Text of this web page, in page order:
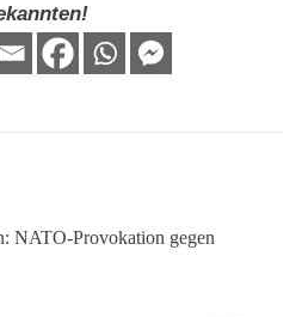
NATO-Provokation gegen